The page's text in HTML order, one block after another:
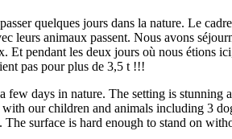
quelques jours dans la nature. Le
leurs animaux passent. Nous avons
Et pendant les deux jours où nous étions
pas pour plus de 3,5 t !!!
few days in nature. The setting is
our children and animals including 3
The surface is hard enough to stand on